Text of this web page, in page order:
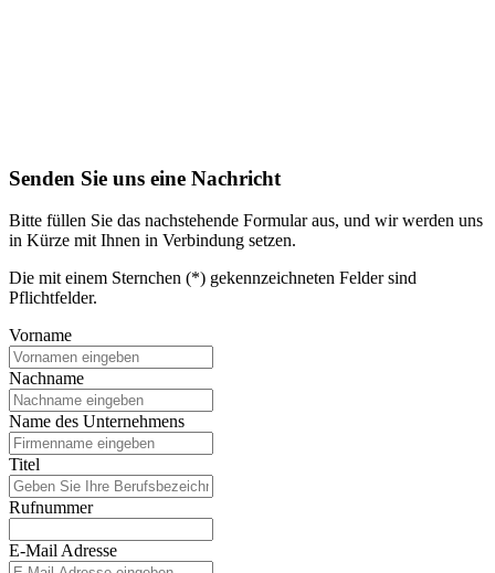
Senden Sie uns eine Nachricht
Bitte füllen Sie das nachstehende Formular aus, und wir werden uns
in Kürze mit Ihnen in Verbindung setzen.
Die mit einem Sternchen (*) gekennzeichneten Felder sind
Pflichtfelder.
Vorname
Nachname
Name des Unternehmens
Titel
Rufnummer
E-Mail Adresse